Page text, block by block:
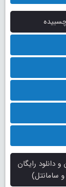
و دانلود رایگان
و سامانتل)